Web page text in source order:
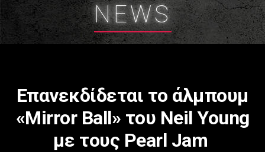
NEWS
Eπανεκδίδεται το άλμπουμ
«Mirror Ball» του Neil Young
με τους Pearl Jam